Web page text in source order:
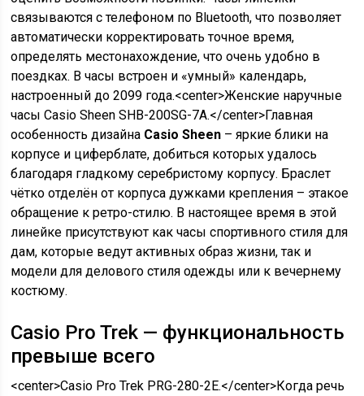
связываются с телефоном по Bluetooth, что позволяет
автоматически корректировать точное время,
определять местонахождение, что очень удобно в
поездках. В часы встроен и «умный» календарь,
настроенный до 2099 года.<center>Женские наручные
часы Casio Sheen SHB-200SG-7A.</center>Главная
особенность дизайна Casio Sheen – яркие блики на
корпусе и циферблате, добиться которых удалось
благодаря гладкому серебристому корпусу. Браслет
чётко отделён от корпуса дужками крепления – этакое
обращение к ретро-стилю. В настоящее время в этой
линейке присутствуют как часы спортивного стиля для
дам, которые ведут активных образ жизни, так и
модели для делового стиля одежды или к вечернему
костюму.
Casio Pro Trek — функциональность
превыше всего
<center>Casio Pro Trek PRG-280-2E.</center>Когда речь